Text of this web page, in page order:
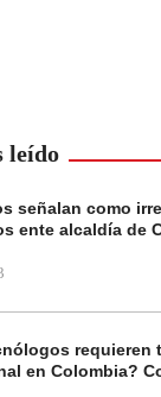
leído
señalan como
ente alcaldía de
requieren
en Colombia?